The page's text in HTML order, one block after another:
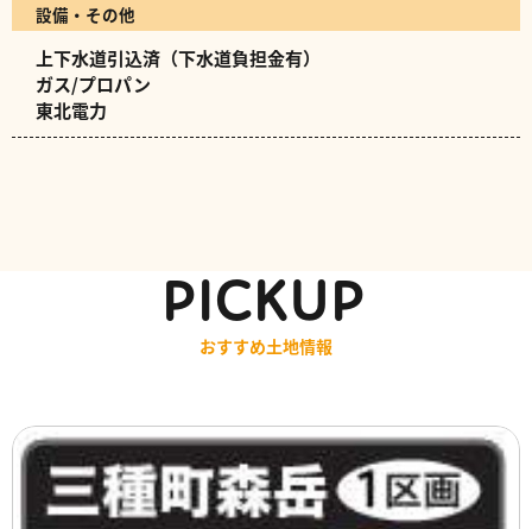
設備・その他
上下水道引込済（下水道負担金有）
ガス/プロパン
東北電力
PICKUP
おすすめ土地情報